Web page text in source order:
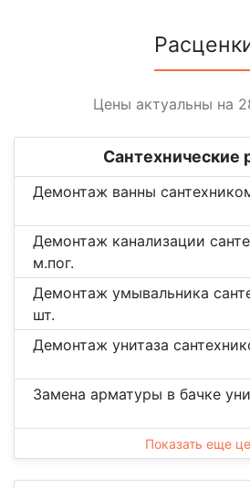
Цены актуальны на
Сантехнические
Демонтаж ванны
Демонтаж канализации
м.пог.
Демонтаж умывальника
шт.
Демонтаж унитаза
Замена арматуры в бачке
Показать еще